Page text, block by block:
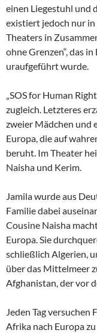
einen Liegestuhl und
existiert jedoch nur in
Theaters in
ohne Grenzen“, das
uraufgeführt wurde.
„SOS for Human
zugleich. Letzteres
zweier Mädchen und
Europa, die auf
beruht. Im Theater
Naisha und Kerim.
Jamila wurde aus
Familie dabei
Cousine Naisha
Europa. Sie
schließlich Algerien,
über das Mittelmeer
Afghanistan, der vor
Jeden Tag
Afrika nach Europa